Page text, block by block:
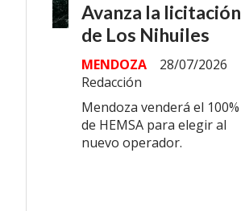
Avanza la licitación
de Los Nihuiles
Redacción
MENDOZA 28/07/2026
Mendoza venderá el 100%
de HEMSA para elegir al
nuevo operador.